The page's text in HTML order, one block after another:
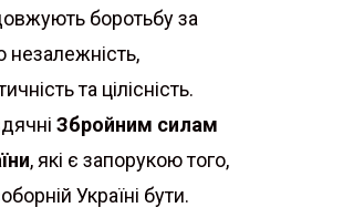
боротьбу за
незалежність,
та цілісність.
Збройним силам
, які є запорукою того,
Україні бути.